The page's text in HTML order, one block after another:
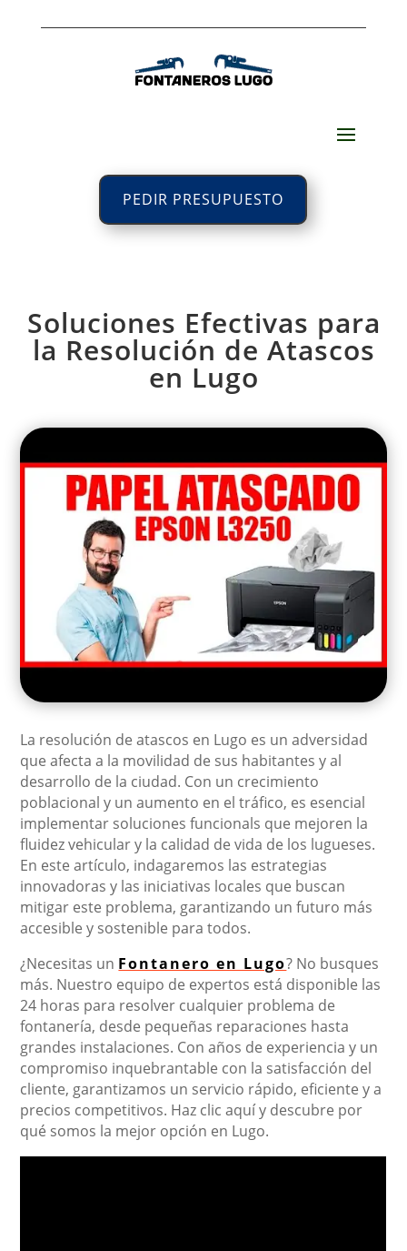
PEDIR PRESUPUESTO
Soluciones Efectivas para
la Resolución de Atascos
en Lugo
La resolución de atascos en Lugo es un adversidad
que afecta a la movilidad de sus habitantes y al
desarrollo de la ciudad. Con un crecimiento
poblacional y un aumento en el tráfico, es esencial
implementar soluciones funcionals que mejoren la
fluidez vehicular y la calidad de vida de los lugueses.
En este artículo, indagaremos las estrategias
innovadoras y las iniciativas locales que buscan
mitigar este problema, garantizando un futuro más
accesible y sostenible para todos.
¿Necesitas un Fontanero en Lugo? No busques
más. Nuestro equipo de expertos está disponible las
24 horas para resolver cualquier problema de
fontanería, desde pequeñas reparaciones hasta
grandes instalaciones. Con años de experiencia y un
compromiso inquebrantable con la satisfacción del
cliente, garantizamos un servicio rápido, eficiente y a
precios competitivos. Haz clic aquí y descubre por
qué somos la mejor opción en Lugo.